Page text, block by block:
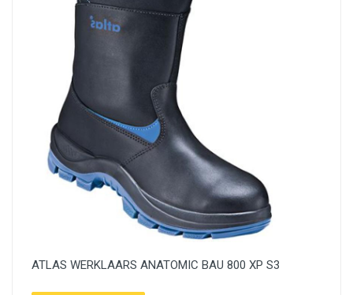
ATLAS WERKLAARS ANATOMIC BAU 800 XP S3